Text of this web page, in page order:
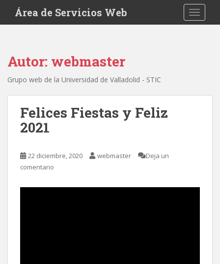
i
Área de Servicios Web
Autor: webmaster
Grupo web de la Universidad de Valladolid - STIC
Felices Fiestas y Feliz
2021
22 diciembre, 2020 webmaster
Deja un
comentario